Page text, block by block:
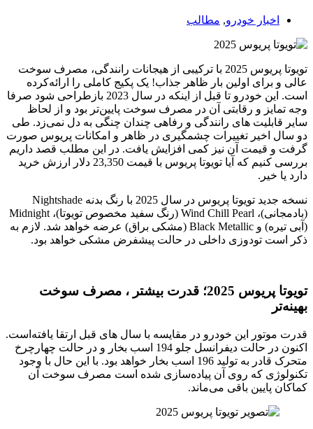
اخبار خودرو, مطالب
تویوتا پریوس 2025 با ترکیبی از هیجانات رانندگی، مصرف سوخت
عالی و برای اولین بار ظاهر جذاب! یک پکیج کاملی را ارائه‌کرده
است. این خودرو تا قبل از اینکه در سال 2023 بازطراحی شود صرفا
وجه تمایز و رقابتی آن در مصرف سوخت پایین‌تر بود و از لحاظ
سایر قابلیت های رانندگی و رفاهی چندان چنگی به دل نمی‌زد. طی
دو سال اخیر تغییرات چشمگیری در ظاهر و امکانات پریوس صورت
گرفت و قیمت آن نیز کمی افزایش یافت. در این مطلب قصد داریم
بررسی کنیم که آیا تویوتا پریوس با قیمت 23,350 دلار ارزش خرید
دارد یا خیر.
نسخه جدید تویوتا پریوس در سال 2025 با رنگ بدنه Nightshade
(بادمجانی)، Wind Chill Pearl (رنگ سفید مخصوص تویوتا)، Midnight
(آبی تیره) و Black Metallic (مشکی براق) عرضه خواهد شد. لازم به
ذکر است تودوزی داخلی در حالت پیشفرض مشکی خواهد بود.
تویوتا پریوس 2025؛ قدرت بیشتر ، مصرف سوخت
بهینه‌تر
قدرت موتور این خودرو در مقایسه با سال های قبل ارتقا یافته‌است.
اکنون در حالت دیفرانسل جلو 194 اسب بخار و در حالت چهارچرخ
متحرک قادر به تولید 196 اسب بخار خواهد بود. با این حال با وجود
تکنولوژی که روی آن پیاده‌سازی شده است مصرف سوخت آن
کماکان پایین باقی می‌ماند.